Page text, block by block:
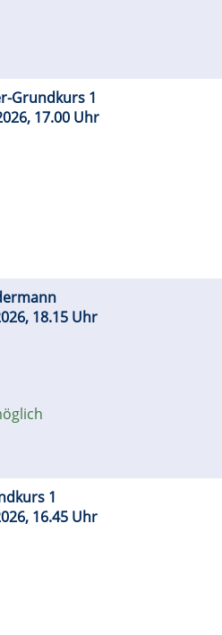
Grundkurs 1
17.00 Uhr
18.15 Uhr
1
16.45 Uhr